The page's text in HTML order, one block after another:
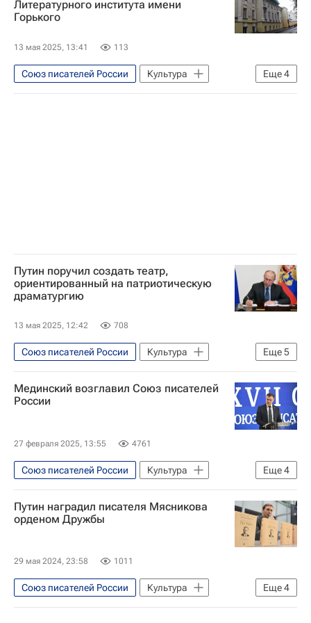
Литературного института имени
Горького
13 мая 2025, 13:41 113
Еще4
Союз писателей России
Культура
Россия
Владимир Путин
Путин поручил создать театр,
ориентированный на патриотическую
драматургию
13 мая 2025, 12:42 708
Еще5
Союз писателей России
Культура
Москва
Россия
Новости культуры
Театр
Мединский возглавил Союз писателей
России
27 февраля 2025, 13:55 4761
Еще4
Союз писателей России
Культура
Россия
Владимир Мединский
Новости культуры
Москва
Путин наградил писателя Мясникова
орденом Дружбы
29 мая 2024, 23:58 1011
Еще4
Союз писателей России
Культура
Россия
Владимир Путин